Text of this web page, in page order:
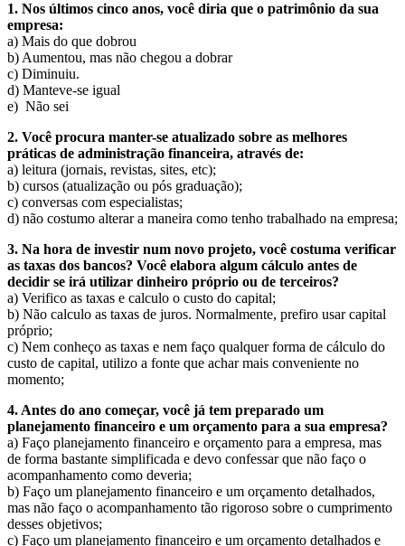
1. Nos últimos cinco anos, você diria que o patrimônio da sua
empresa:
a) Mais do que dobrou
b) Aumentou, mas não chegou a dobrar
c) Diminuiu.
d) Manteve-se igual
e) Não sei
2. Você procura manter-se atualizado sobre as melhores
práticas de administração financeira, através de:
a) leitura (jornais, revistas, sites, etc);
b) cursos (atualização ou pós graduação);
c) conversas com especialistas;
d) não costumo alterar a maneira como tenho trabalhado na empresa;
3. Na hora de investir num novo projeto, você costuma verificar
as taxas dos bancos? Você elabora algum cálculo antes de
decidir se irá utilizar dinheiro próprio ou de terceiros?
a) Verifico as taxas e calculo o custo do capital;
b) Não calculo as taxas de juros. Normalmente, prefiro usar capital
próprio;
c) Nem conheço as taxas e nem faço qualquer forma de cálculo do
custo de capital, utilizo a fonte que achar mais conveniente no
momento;
4. Antes do ano começar, você já tem preparado um
planejamento financeiro e um orçamento para a sua empresa?
a) Faço planejamento financeiro e orçamento para a empresa, mas
de forma bastante simplificada e devo confessar que não faço o
acompanhamento como deveria;
b) Faço um planejamento financeiro e um orçamento detalhados,
mas não faço o acompanhamento tão rigoroso sobre o cumprimento
desses objetivos;
c) Faço um planejamento financeiro e um orçamento detalhados e